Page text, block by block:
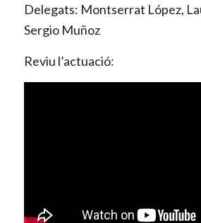
Delegats: Montserrat López,
Sergio Muñoz
Reviu l’actuació: